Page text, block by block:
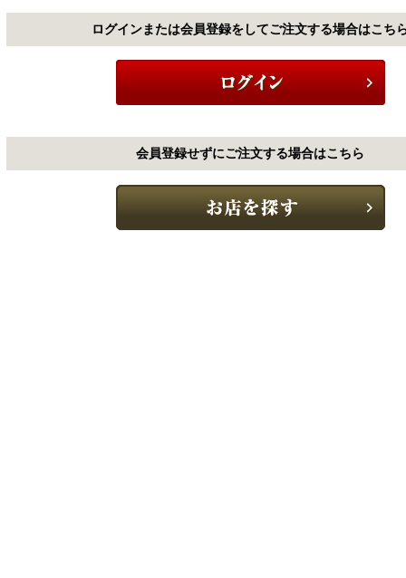
ログインまたは会員登録をしてご注文する場合はこち
会員登録せずにご注文する場合はこちら